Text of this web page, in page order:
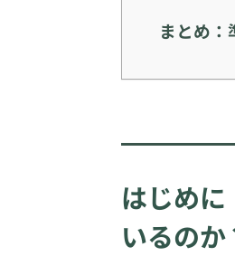
まとめ
はじめ
いるのか